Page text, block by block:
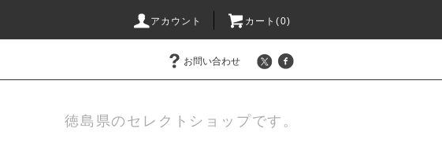
アカウント カート(0)
お問い合わせ
徳島県のセレクトショップです。